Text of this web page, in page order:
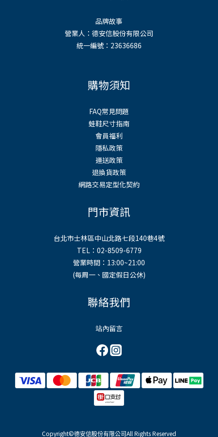
品牌故事
營業人：德安信股份有限公司
統一編號：23636686
購物須知
FAQ常見問題
蛙鞋尺寸指南
會員福利
隱私政策
運送政策
退換貨政策
網路交易定型化契約
門市資訊
台北市士林區中山北路七段140巷4號
TEL：02-8509-6779
營業時間：13:00~21:00
(每周一、國定假日公休)
聯絡我們
站內留言
Copyright©德安信股份有限公司All Rights Reserved